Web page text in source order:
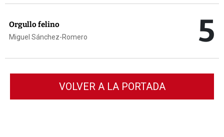
Orgullo felino
Miguel Sánchez-Romero 5
VOLVER A LA PORTADA